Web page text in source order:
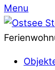
Menu